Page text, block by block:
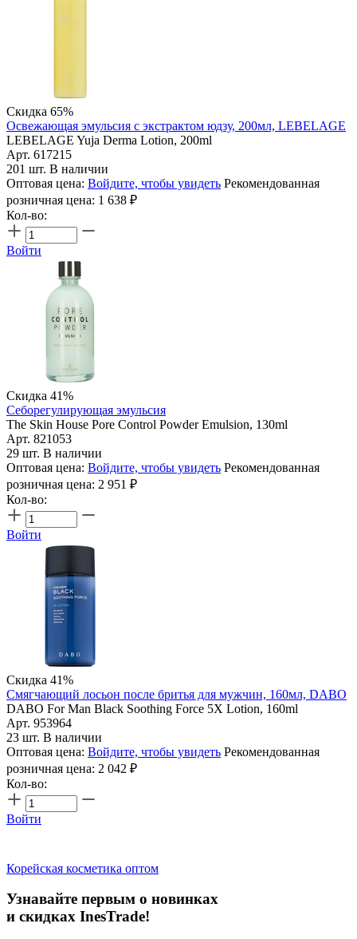
Скидка 65%
Освежающая эмульсия с экстрактом юдзу, 200мл, LEBELAGE
LEBELAGE Yuja Derma Lotion, 200ml
Арт. 617215
201 шт. В наличии
Оптовая цена: Войдите, чтобы увидеть Рекомендованная
розничная цена: 1 638 ₽
Кол-во:
Войти
Скидка 41%
Себорегулирующая эмульсия
The Skin House Pore Control Powder Emulsion, 130ml
Арт. 821053
29 шт. В наличии
Оптовая цена: Войдите, чтобы увидеть Рекомендованная
розничная цена: 2 951 ₽
Кол-во:
Войти
Скидка 41%
Смягчающий лосьон после бритья для мужчин, 160мл, DABO
DABO For Man Black Soothing Force 5X Lotion, 160ml
Арт. 953964
23 шт. В наличии
Оптовая цена: Войдите, чтобы увидеть Рекомендованная
розничная цена: 2 042 ₽
Кол-во:
Войти
Корейская косметика оптом
Узнавайте первым о новинках
и скидках InesTrade!